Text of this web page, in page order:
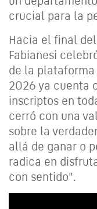
crucial para la
Hacia el final
Fabianesi
de la
2026 ya cuenta
inscriptos en
cerró con una
sobre la
allá de ganar o
radica en
con sentido".